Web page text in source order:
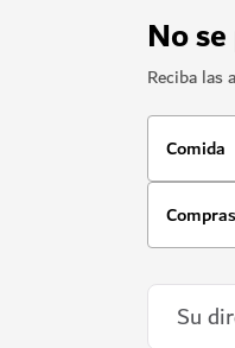
No
Reciba las
Comida
Compras